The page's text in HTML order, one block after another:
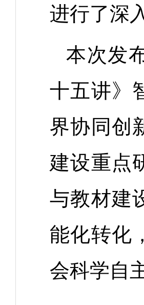
进行了深
本次发
十五讲》
界协同创
建设重点
与教材建
能化转化
会科学自